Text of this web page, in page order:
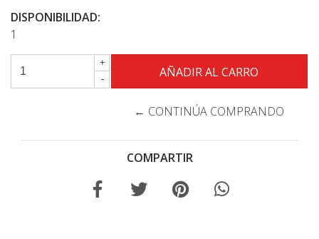
DISPONIBILIDAD:
1
+
-
← CONTINÚA COMPRANDO
COMPARTIR